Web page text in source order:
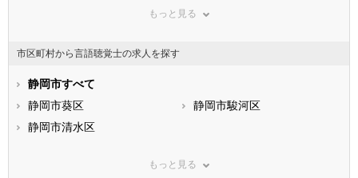
神奈川県
石川県
福井県
静岡県
滋賀県
大阪府
兵庫県
山口県
もっと見る
市区町村から言語聴覚士の求人を探す
静岡市すべて
静岡市葵区
静岡市駿河区
静岡市清水区
浜松市浜名区
もっと見る